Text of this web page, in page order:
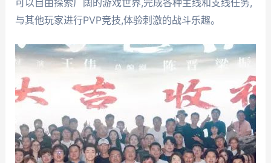
与其他玩家进行PVP竞技,体验刺激的战斗乐趣。